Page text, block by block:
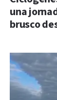
una
brusco